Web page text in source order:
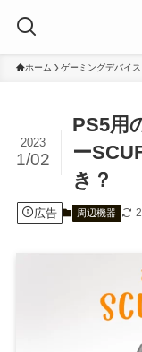
ホーム ゲーミングデバイス
PS5用
ー
き？
2023
1/02
広告 周辺機器